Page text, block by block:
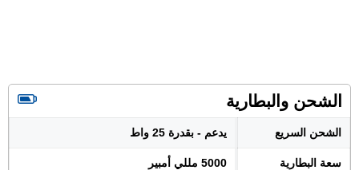
الشحن والبطارية
الشحن السريع يدعم - بقدرة 25 واط
سعة البطارية 5000 مللي أمبير